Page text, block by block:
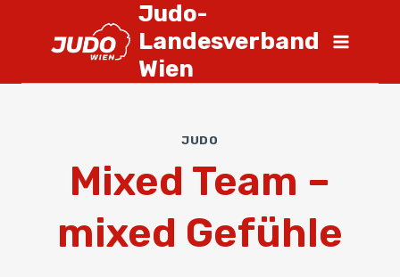
Judo-
Landesverband
Wien
JUDO
Mixed Team –
mixed Gefühle